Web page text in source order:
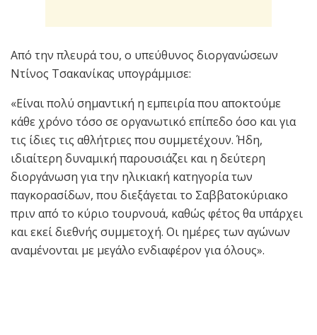
Από την πλευρά του, ο υπεύθυνος διοργανώσεων
Ντίνος Τσακανίκας υπογράμμισε:
«Είναι πολύ σημαντική η εμπειρία που αποκτούμε
κάθε χρόνο τόσο σε οργανωτικό επίπεδο όσο και για
τις ίδιες τις αθλήτριες που συμμετέχουν. Ήδη,
ιδιαίτερη δυναμική παρουσιάζει και η δεύτερη
διοργάνωση για την ηλικιακή κατηγορία των
παγκορασίδων, που διεξάγεται το Σαββατοκύριακο
πριν από το κύριο τουρνουά, καθώς φέτος θα υπάρχει
και εκεί διεθνής συμμετοχή. Οι ημέρες των αγώνων
αναμένονται με μεγάλο ενδιαφέρον για όλους».